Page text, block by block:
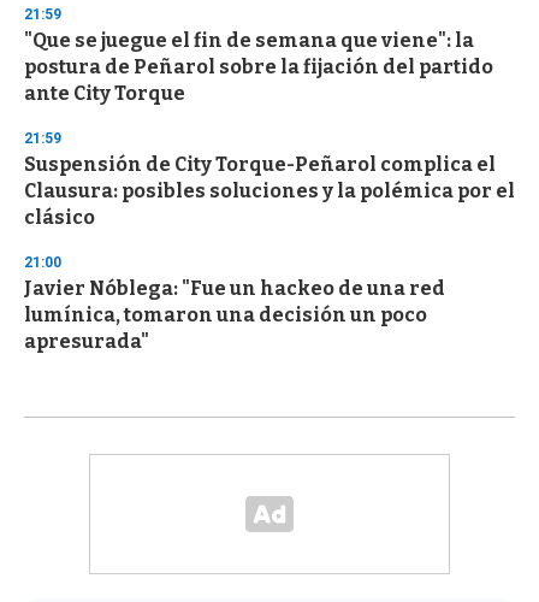
21:59
"Que se juegue el fin de semana que viene": la
postura de Peñarol sobre la fijación del partido
ante City Torque
21:59
Suspensión de City Torque-Peñarol complica el
Clausura: posibles soluciones y la polémica por el
clásico
21:00
Javier Nóblega: "Fue un hackeo de una red
lumínica, tomaron una decisión un poco
apresurada"